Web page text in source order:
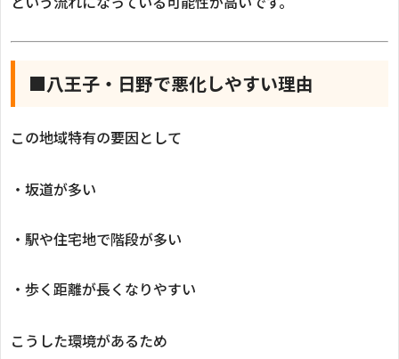
■八王子・日野で悪化しやすい理由
この地域特有の要因として
・坂道が多い
・駅や住宅地で階段が多い
・歩く距離が長くなりやすい
こうした環境があるため